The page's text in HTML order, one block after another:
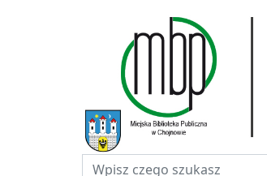
Fraza do wyszukiwania